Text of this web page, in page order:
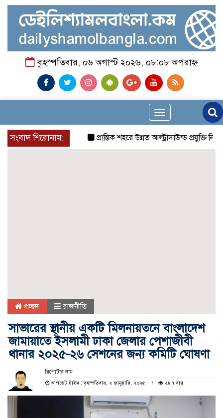
বৃহস্পতিবার, ০৬ অগাস্ট ২০২৬, ০৮:০৮ অপরাহ্ন
Toggle
navigation
সংবাদ শিরোনাম:
প্রান্তিক শহরে উন্নত আল্ট্রাসাউন্ড প্রযুক্তি নিয়ে
প্রচ্ছদ রাজনীতি
সাভারের স্থানীয় একটি মিলনায়তনে বাংলাদেশ
জামায়াতে ইসলামী ঢাকা জেলার পেশাজীবী
থানার ২০২৫-২৬ সেশনের জন্য কমিটি ঘোষণা
রিপোর্টার নাম
আপডেট টাইম : বৃহস্পতিবার, ২ জানুয়ারি, ২০২৫
২৮৭ বার